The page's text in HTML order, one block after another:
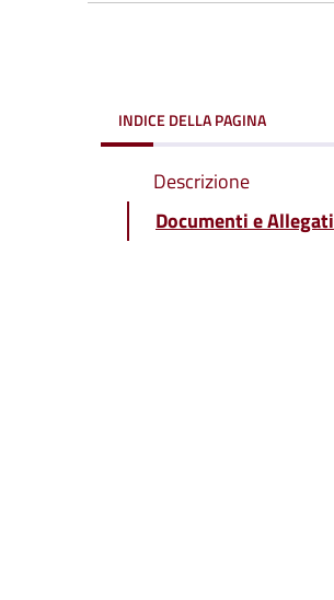
INDICE DELLA PAGINA
Descrizione
Documenti e Allegati